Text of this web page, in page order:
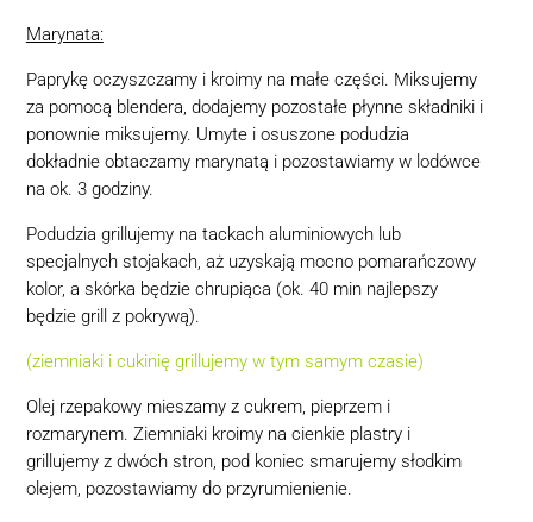
Marynata:
Paprykę oczyszczamy i kroimy na małe części. Miksujemy
za pomocą blendera, dodajemy pozostałe płynne składniki i
ponownie miksujemy. Umyte i osuszone podudzia
dokładnie obtaczamy marynatą i pozostawiamy w lodówce
na ok. 3 godziny.
Podudzia grillujemy na tackach aluminiowych lub
specjalnych stojakach, aż uzyskają mocno pomarańczowy
kolor, a skórka będzie chrupiąca (ok. 40 min najlepszy
będzie grill z pokrywą).
(ziemniaki i cukinię grillujemy w tym samym czasie)
Olej rzepakowy mieszamy z cukrem, pieprzem i
rozmarynem. Ziemniaki kroimy na cienkie plastry i
grillujemy z dwóch stron, pod koniec smarujemy słodkim
olejem, pozostawiamy do przyrumienienie.